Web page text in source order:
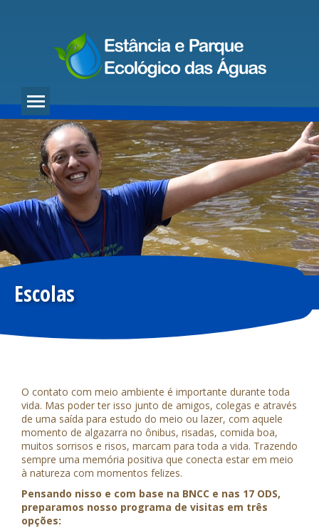
Escolas
O contato com meio ambiente é importante durante toda
vida. Mas poder ter isso junto de amigos, colegas e através
de uma saída para estudo do meio ou lazer, com aquele
momento de algazarra no ônibus, risadas, comida boa,
muitos sorrisos e risos, marcam para toda a vida. Trazendo
sempre uma memória positiva que conecta estar em meio
à natureza com momentos felizes.
Pensando nisso e com base na BNCC e nas 17 ODS,
preparamos nosso programa de visitas em três
opções: